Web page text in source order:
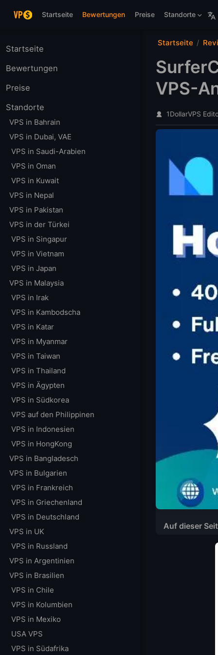
Startseite
Bewertungen Preise Standorte
Startseite
Bewertungen
Preise
Standorte
VPS in Bahrain
VPS in Dubai, VAE
VPS in Saudi-Arabien
VPS in Oman
VPS in Kuwait
VPS in Nepal
VPS in Pakistan
VPS in der Türkei
VPS in Singapur
VPS in Vietnam
VPS in Japan
VPS in Malaysia
VPS in Irak
VPS in Kambodscha
VPS in Katar
VPS in Myanmar
VPS in Taiwan
VPS in Thailand
VPS in Ägypten
VPS in Südkorea
VPS auf den Philippinen
VPS in Indonesien
VPS in HongKong
VPS in Bangladesch
VPS in Bulgarien
VPS in Frankreich
VPS in Griechenland
VPS in Deutschland
VPS in UK
VPS in Russland
VPS in Argentinien
VPS in Brasilien
VPS in Chile
VPS in Kolumbien
VPS in Mexiko
USA VPS
VPS in Südafrika
Startseite
VPS-
1DollarVPS
Auf dieser
Kritische
Probleme mit
Verbindung zu
Frühere
Warum Sie